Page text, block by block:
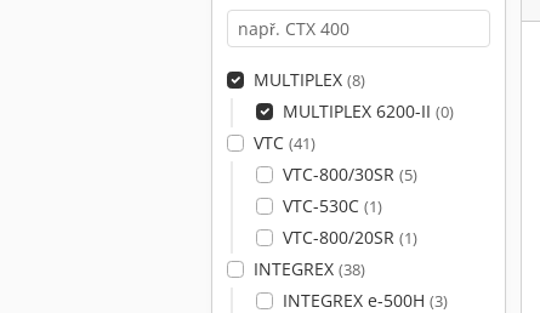
MULTIPLEX (8)
MULTIPLEX 6200-II (0)
VTC (41)
VTC-800/30SR (5)
VTC-530C (1)
VTC-800/20SR (1)
INTEGREX (38)
INTEGREX e-500H (3)